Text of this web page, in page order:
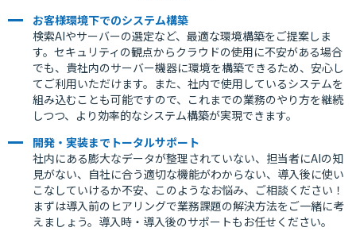
お客様環境下でのシステム構築
検索AIやサーバーの選定など、最適な環境構築をご提案しま
す。セキュリティの観点からクラウドの使用に不安がある場合
でも、貴社内のサーバー機器に環境を構築できるため、安心し
てご利用いただけます。また、社内で使用しているシステムを
組み込むことも可能ですので、これまでの業務のやり方を継続
しつつ、より効率的なシステム構築が実現できます。
開発・実装までトータルサポート
社内にある膨大なデータが整理されていない、担当者にAIの知
見がない、自社に合う適切な機能がわからない、導入後に使い
こなしていけるか不安、このようなお悩み、ご相談ください！
まずは導入前のヒアリングで業務課題の解決方法をご一緒に考
えましょう。導入時・導入後のサポートもお任せください。